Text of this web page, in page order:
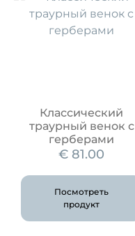
Классический
траурный венок с
герберами
€ 81.00
Посмотреть
продукт